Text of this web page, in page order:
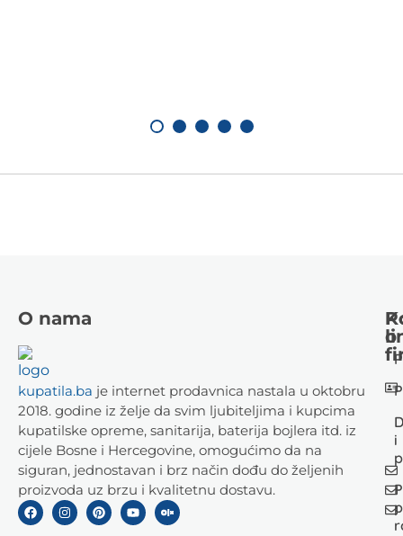
O nama
kupatila.ba je internet prodavnica nastala u oktobru
2018. godine iz želje da svim ljubiteljima i kupcima
kupatilske opreme, sanitarija, baterija bojlera itd. iz
cijele Bosne i Hercegovine, omogućimo da na
siguran, jednostavan i brz način dođu do željenih
proizvoda uz brzu i kvalitetnu dostavu.
i
o